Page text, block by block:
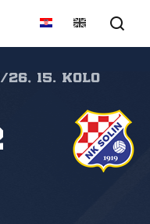
26, 15. kolo